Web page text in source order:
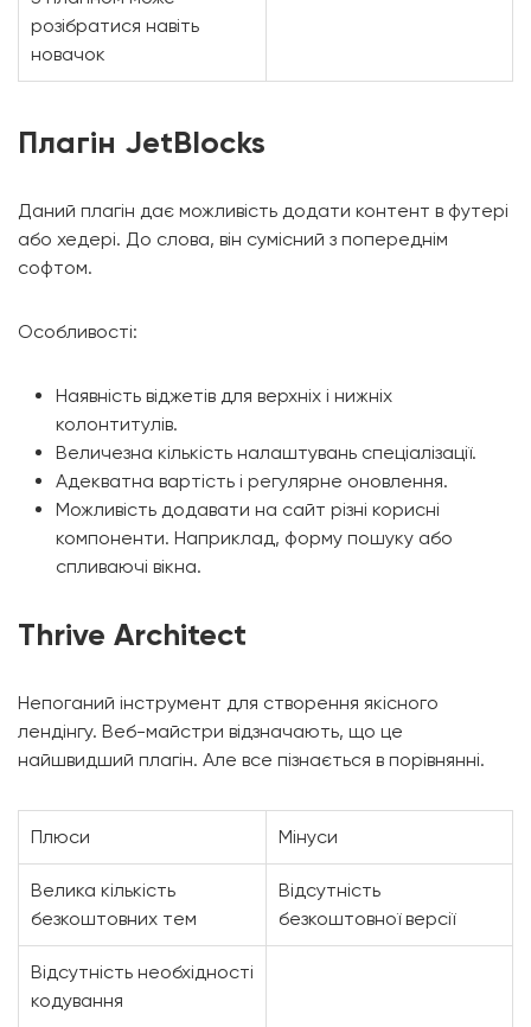
розібратися навіть
новачок
Плагін JetBlocks
Даний плагін дає можливість додати контент в футері
або хедері. До слова, він сумісний з попереднім
софтом.
Особливості:
Наявність віджетів для верхніх і нижніх
колонтитулів.
Величезна кількість налаштувань спеціалізації.
Адекватна вартість і регулярне оновлення.
Можливість додавати на сайт різні корисні
компоненти. Наприклад, форму пошуку або
спливаючі вікна.
Thrive Architect
Непоганий інструмент для створення якісного
лендінгу. Веб-майстри відзначають, що це
найшвидший плагін. Але все пізнається в порівнянні.
Плюси Мінуси
Велика кількість
безкоштовних тем
Відсутність
безкоштовної версії
Відсутність необхідності
кодування